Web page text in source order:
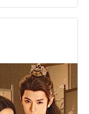
。 一笑は時々記憶
なんだけど、さす